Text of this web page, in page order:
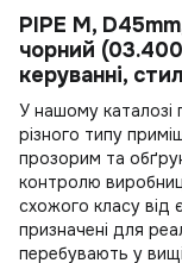
PIPE M,
чорний
керуванні,
У нашому каталозі
різного типу
прозорим та
контролю
схожого класу від
призначені для
перебувають у